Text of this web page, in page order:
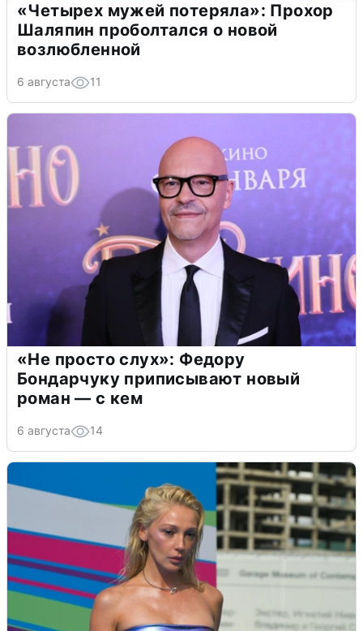
«Четырех мужей потеряла»: Прохор
Шаляпин проболтался о новой
возлюбленной
6 августа 11
«Не просто слух»: Федору
Бондарчуку приписывают новый
роман — с кем
6 августа 14